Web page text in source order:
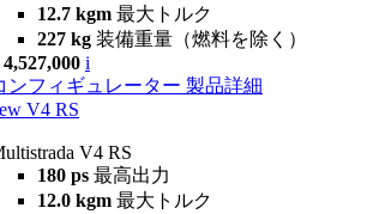
12.7 kgm 最大トルク
227 kg 装備重量（燃料を除く）
4,527,000 i
ンフィギュレーター 製品詳細
V4 RS
V4 RS
180 ps 最高出力
12.0 kgm 最大トルク